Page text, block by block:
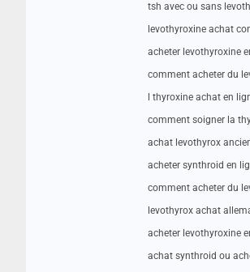
tsh avec ou sans
levothyroxine achat
acheter levothyroxine
comment acheter du
l thyroxine achat en
comment soigner la
achat levothyrox
acheter synthroid en
comment acheter du
levothyrox achat
acheter levothyroxine
achat synthroid ou